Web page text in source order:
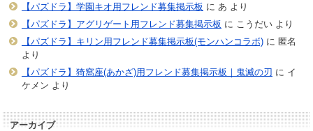
【パズドラ】学園キオ用フレンド募集掲示板 に あ より
【パズドラ】アグリゲート用フレンド募集掲示板 に こうだいより
【パズドラ】キリン用フレンド募集掲示板(モンハンコラボ)に 匿名
より
【パズドラ】猗窩座(あかざ)用フレンド募集掲示板｜鬼滅の刃 に イ
ケメン より
アーカイブ